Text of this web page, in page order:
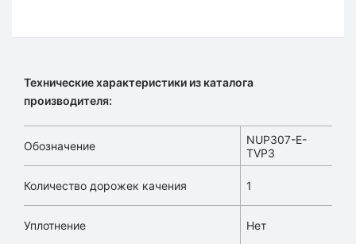
Технические характеристики из каталога
производителя:
Обозначение
NUP307-E-
TVP3
Количество дорожек качения 1
Уплотнение Нет